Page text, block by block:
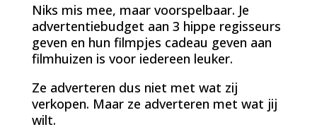
Niks mis mee, maar voorspelbaar. Je
advertentiebudget aan 3 hippe regisseurs
geven en hun filmpjes cadeau geven aan
filmhuizen is voor iedereen leuker.
Ze adverteren dus niet met wat zij
verkopen. Maar ze adverteren met wat jij
wilt.